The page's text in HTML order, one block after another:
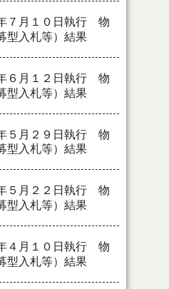
７月１０日執行 物
型入札等）結果
６月１２日執行 物
型入札等）結果
５月２９日執行 物
型入札等）結果
５月２２日執行 物
型入札等）結果
４月１０日執行 物
型入札等）結果